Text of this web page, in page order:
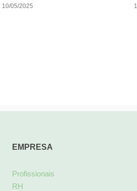
10/05/2025
EMPRESA
Profissionais
RH